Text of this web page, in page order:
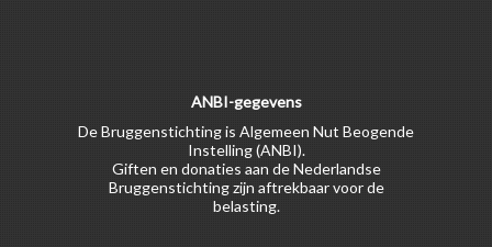
ANBI-gegevens
De Bruggenstichting is Algemeen Nut Beogende
Instelling (ANBI).
Giften en donaties aan de Nederlandse
Bruggenstichting zijn aftrekbaar voor de
belasting.